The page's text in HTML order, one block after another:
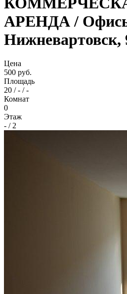
АРЕНДА /
Нижневартовск,
Цена
500 руб.
Площадь
20 / - / -
Комнат
0
Этаж
- / 2